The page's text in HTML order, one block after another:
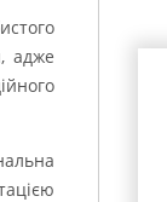
адже